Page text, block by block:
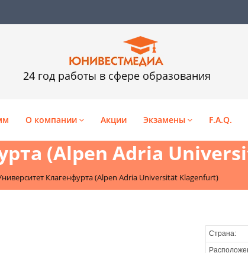
24 год работы в сфере образования
О компании Акции Экзамены F.A.Q.
(Alpen Adria
Клагенфурта (Alpen Adria Universität Klagenfurt)
Страна: